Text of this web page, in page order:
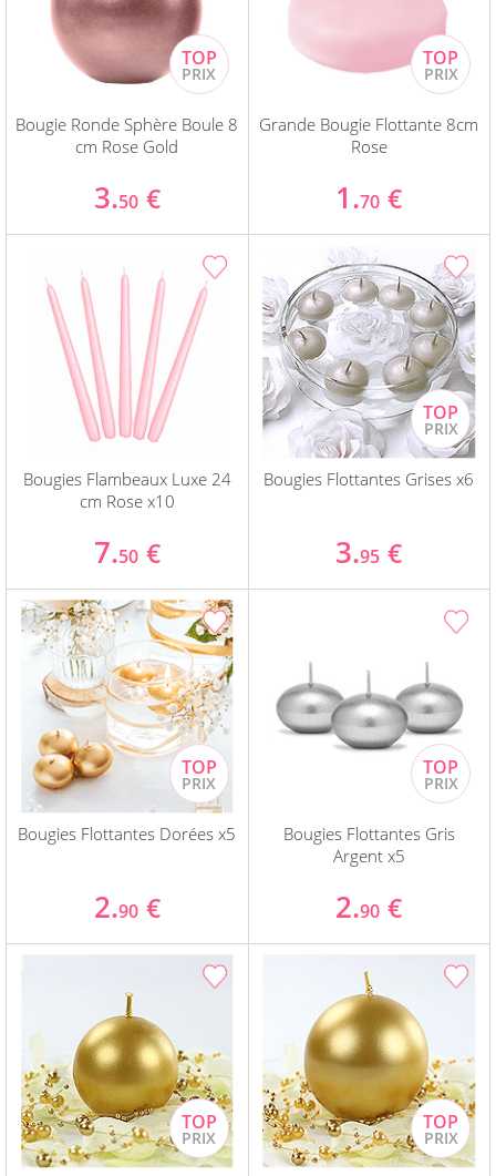
Bougie Ronde Sphère Boule 8
cm Rose Gold
3.50 €
Grande Bougie Flottante 8cm
Rose
1.70 €
Bougies Flambeaux Luxe 24
cm Rose x10
7.50 €
Bougies Flottantes Grises x6
3.95 €
Bougies Flottantes Dorées x5
2.90 €
Bougies Flottantes Gris
Argent x5
2.90 €